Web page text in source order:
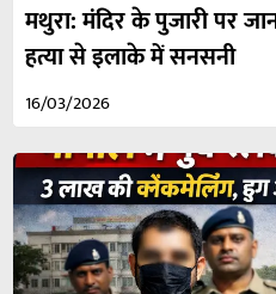
मथुरा: मंदिर के पुजारी पर
हत्या से इलाके में सनसनी
16/03/2026